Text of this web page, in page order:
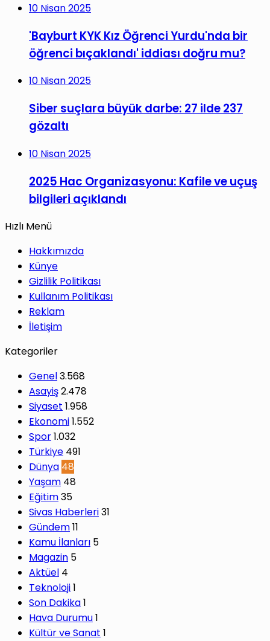
10 Nisan 2025
'Bayburt KYK Kız Öğrenci Yurdu'nda bir
öğrenci bıçaklandı' iddiası doğru mu?
10 Nisan 2025
Siber suçlara büyük darbe: 27 ilde 237
gözaltı
10 Nisan 2025
2025 Hac Organizasyonu: Kafile ve uçuş
bilgileri açıklandı
Hızlı Menü
Hakkımızda
Künye
Gizlilik Politikası
Kullanım Politikası
Reklam
İletişim
Kategoriler
Genel3.568
Asayiş2.478
Siyaset 1.958
Ekonomi1.552
Spor1.032
Türkiye 491
Dünya 48
Yaşam 48
Eğitim35
Sivas Haberleri31
Gündem11
Kamu İlanları 5
Magazin 5
Aktüel 4
Teknoloji1
Son Dakika1
Hava Durumu1
Kültür ve Sanat 1